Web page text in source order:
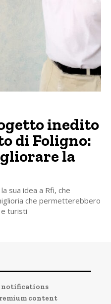
inedito
di Foligno:
la
sua idea a Rfi, che
che permetterebbero
turisti
notifications
content